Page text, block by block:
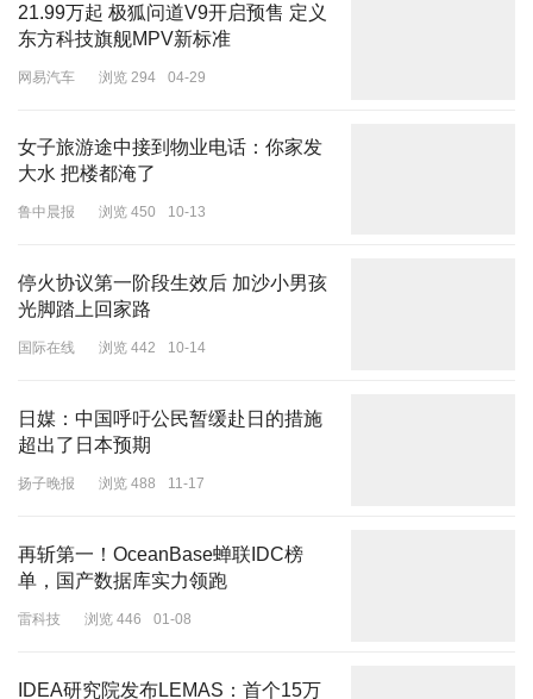
题，主持军事指挥工作的则是联邦武装力量总参谋长。5月，总参谋
部通信总局局长、俄军副总参谋长沙马林被捕。他是现任总参谋长格
拉西莫夫的副手。在国防部领导层调整结束之后，俄军最高指挥层是
21.99万起 极狐问道V9开启预售 定义
东方科技旗舰MPV新标准
网易汽车 浏览 294 04-29
女子旅游途中接到物业电话：你家发
大水 把楼都淹了
鲁中晨报 浏览 450 10-13
停火协议第一阶段生效后 加沙小男孩
光脚踏上回家路
国际在线 浏览 442 10-14
日媒：中国呼吁公民暂缓赴日的措施
超出了日本预期
扬子晚报 浏览 488 11-17
再斩第一！OceanBase蝉联IDC榜
单，国产数据库实力领跑
雷科技 浏览 446 01-08
IDEA研究院发布LEMAS：首个15万